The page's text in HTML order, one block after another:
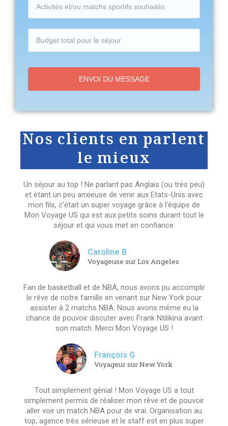
ENVOI DU MESSAGE
Nos clients en parlent
le mieux
Un séjour au top ! Ne parlant pas Anglais (ou très peu)
et étant un peu anxieuse de venir aux Etats-Unis avec
mon fils, c’était un super voyage grâce à l’équipe de
Mon Voyage US qui est aux petits soins durant tout le
séjour et qui vous met en confiance.
Caroline B
Voyageuse sur Los Angeles
Fan de basketball et de NBA, nous avons pu accomplir
le rêve de notre famille en venant sur New York pour
assister à 2 matchs NBA. Nous avons même eu la
chance de pouvoir discuter avec Frank Ntilikina avant
son match. Merci Mon Voyage US !
François G
Voyageur sur New York
Tout simplement génial ! Mon Voyage US a tout
simplement permis de réaliser mon rêve et de pouvoir
aller voir un match NBA pour de vrai. Organisation au
top, agence très sérieuse et le staff est en plus super